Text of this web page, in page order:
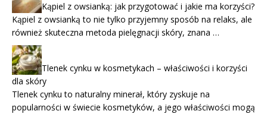
Kąpiel z owsianką: jak przygotować i jakie ma korzyści?
Kąpiel z owsianką to nie tylko przyjemny sposób na relaks, ale
również skuteczna metoda pielęgnacji skóry, znana …
Tlenek cynku w kosmetykach – właściwości i korzyści
dla skóry
Tlenek cynku to naturalny minerał, który zyskuje na
popularności w świecie kosmetyków, a jego właściwości mogą